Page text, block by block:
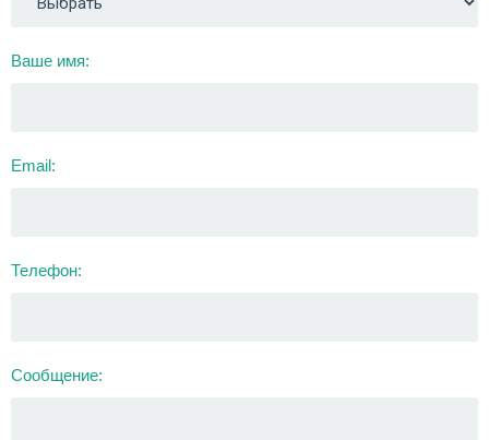
Ваше имя:
Email:
Телефон:
Сообщение: